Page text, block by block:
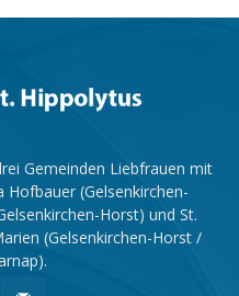
Gemeinden Liebfrauen mit
Hofbauer (Gelsenkirchen-
Horst) und St.
(Gelsenkirchen-Horst /